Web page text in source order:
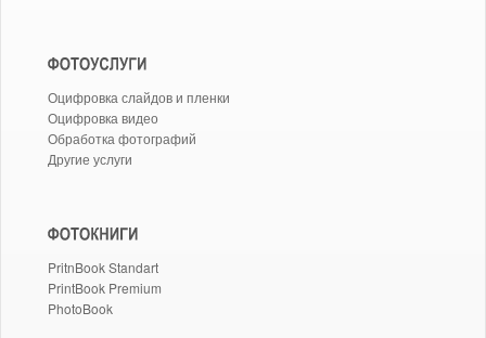
Оцифровка слайдов и пленки
Оцифровка видео
Обработка фотографий
Другие услуги
PritnBook Standart
PrintBook Premium
PhotoBook